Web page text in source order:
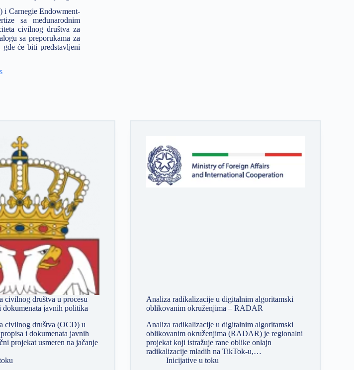
i Carnegie Endowment-
sa međunarodnim
civilnog društva za
sa preporukama za
će biti predstavljeni
civilnog društva u procesu
dokumenata javnih politika
civilnog društva (OCD) u
i dokumenata javnih
projekat usmeren na jačanje
Analiza radikalizacije u digitalnim algoritamski
oblikovanim okruženjima – RADAR
Analiza radikalizacije u digitalnim algoritamski
oblikovanim okruženjima (RADAR) je regionalni
projekat koji istražuje rane oblike onlajn
radikalizacije mladih na TikTok-u,…
Inicijative u toku